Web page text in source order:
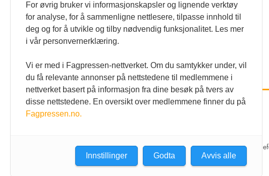
Christiania Torv 5, 0158 Oslo
Postboks 2073 Vika, 0125 OSLO
E-post:
For øvrig bruker vi informasjonskapsler og lignende verktøy
for analyse, for å sammenligne nettlesere, tilpasse innhold til
deg og for å utvikle og tilby nødvendig funksjonalitet. Les mer
i vår personvernerklæring.
Vi er med i Fagpressen-nettverket. Om du samtykker under, vil
du få relevante annonser på nettstedene til medlemmene i
nettverket basert på informasjon fra dine besøk på tvers av
disse nettstedene. En oversikt over medlemmene finner du på
Fagpressen.no.
Avvis alle
Godta
Innstillinger